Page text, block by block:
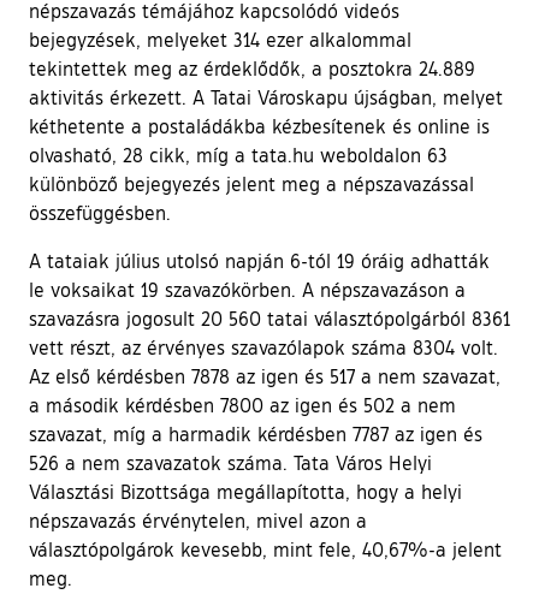
népszavazás témájához kapcsolódó videós
bejegyzések, melyeket 314 ezer alkalommal
tekintettek meg az érdeklődők, a posztokra 24.889
aktivitás érkezett. A Tatai Városkapu újságban, melyet
kéthetente a postaládákba kézbesítenek és online is
olvasható, 28 cikk, míg a tata.hu weboldalon 63
különböző bejegyezés jelent meg a népszavazással
összefüggésben.
A tataiak július utolsó napján 6-tól 19 óráig adhatták
le voksaikat 19 szavazókörben. A népszavazáson a
szavazásra jogosult 20 560 tatai választópolgárból 8361
vett részt, az érvényes szavazólapok száma 8304 volt.
Az első kérdésben 7878 az igen és 517 a nem szavazat,
a második kérdésben 7800 az igen és 502 a nem
szavazat, míg a harmadik kérdésben 7787 az igen és
526 a nem szavazatok száma. Tata Város Helyi
Választási Bizottsága megállapította, hogy a helyi
népszavazás érvénytelen, mivel azon a
választópolgárok kevesebb, mint fele, 40,67%-a jelent
meg.